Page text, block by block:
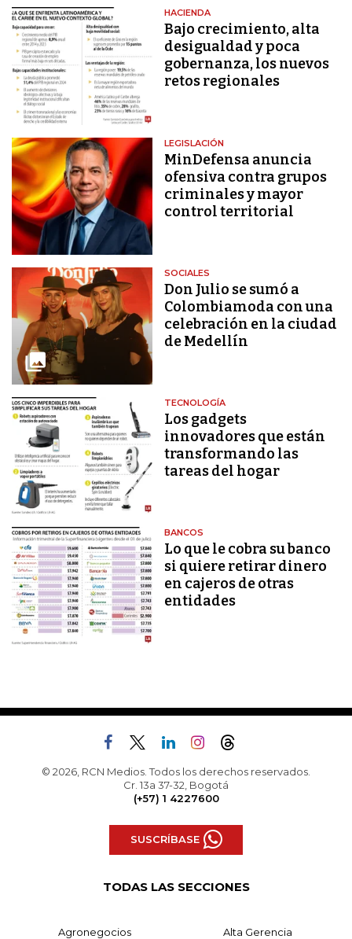
HACIENDA
Bajo crecimiento, alta
desigualdad y poca
gobernanza, los nuevos
retos regionales
LEGISLACIÓN
MinDefensa anuncia
ofensiva contra grupos
criminales y mayor
control territorial
SOCIALES
Don Julio se sumó a
Colombiamoda con una
celebración en la ciudad
de Medellín
TECNOLOGÍA
Los gadgets
innovadores que están
transformando las
tareas del hogar
BANCOS
Lo que le cobra su banco
si quiere retirar dinero
en cajeros de otras
entidades
© 2026, RCN Medios. Todos los derechos reservados.
Cr. 13a 37-32, Bogotá
(+57) 1 4227600
SUSCRÍBASE
TODAS LAS SECCIONES
Agronegocios Alta Gerencia